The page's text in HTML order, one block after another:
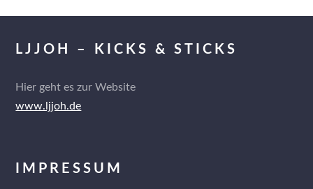
LJJOH – KICKS & STICKS
Hier geht es zur Website
www.ljjoh.de
IMPRESSUM